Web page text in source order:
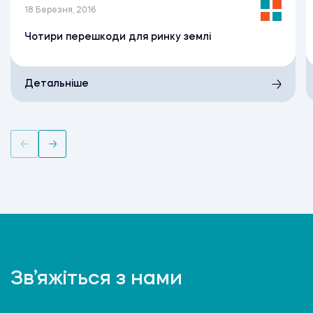
18 Березня, 2016
Чотири перешкоди для ринку землі
Детальніше
Зв’яжіться з нами